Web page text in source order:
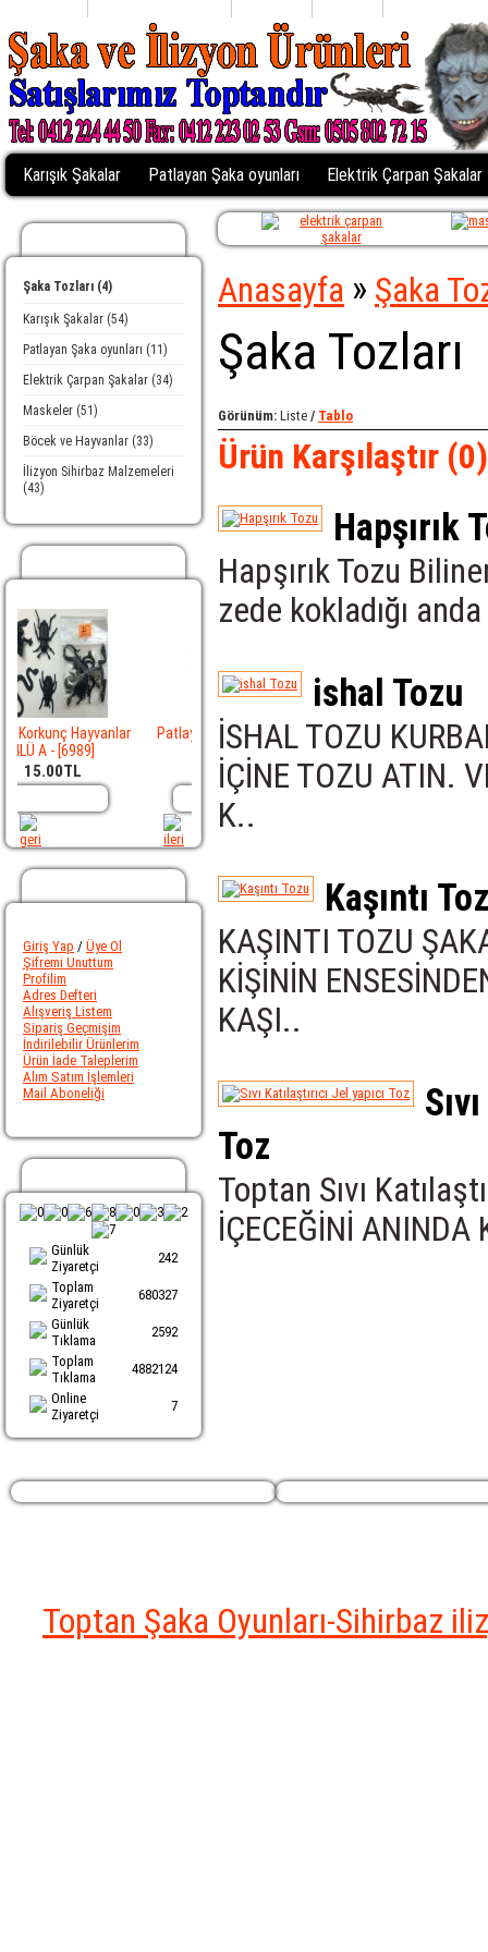
Karışık Şakalar Patlayan Şaka oyunları Elektrik Çarpan Şakalar
Şaka Tozları (4)
Karışık Şakalar (54)
Patlayan Şaka oyunları (11)
Elektrik Çarpan Şakalar (34)
Maskeler (51)
Böcek ve Hayvanlar (33)
İlizyon Sihirbaz Malzemeleri
(43)
Patlayan Dolmakalem -
Jumbo Et Yılan - [7012]
45.00TL
Siyah Fındık
Giriş Yap / Üye Ol
Şifremi Unuttum
Profilim
Adres Defteri
Alışveriş Listem
Sipariş Geçmişim
İndirilebilir Ürünlerim
Ürün İade Taleplerim
Alım Satım İşlemleri
Mail Aboneliği
Günlük
Ziyaretçi
242
Toplam
Ziyaretçi
680327
Günlük
Tıklama
2592
Toplam
Tıklama
4882124
Online
Ziyaretçi
7
Anasayfa » Şaka
Şaka Tozları
Görünüm: Liste / Tablo
Ürün Karşılaştır (0)
Hapşırık
Hapşırık Tozu
zede kokladığı
ishal Tozu
İSHAL TOZU
İÇİNE TOZU ATIN.
K..
Kaşıntı
KAŞINTI TOZU
KİŞİNİN
KAŞI..
Toz
Toptan Sıvı
İÇECEĞİNİ
Toptan Şaka Oyunları-Sihirbaz